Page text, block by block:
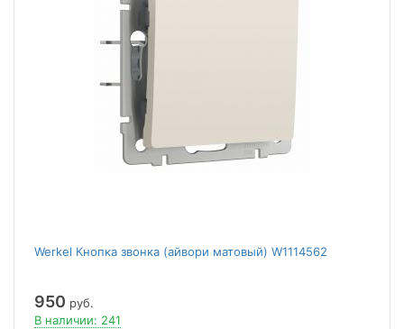
Werkel Кнопка звонка (айвори матовый) W1114562
950 руб.
В наличии: 241